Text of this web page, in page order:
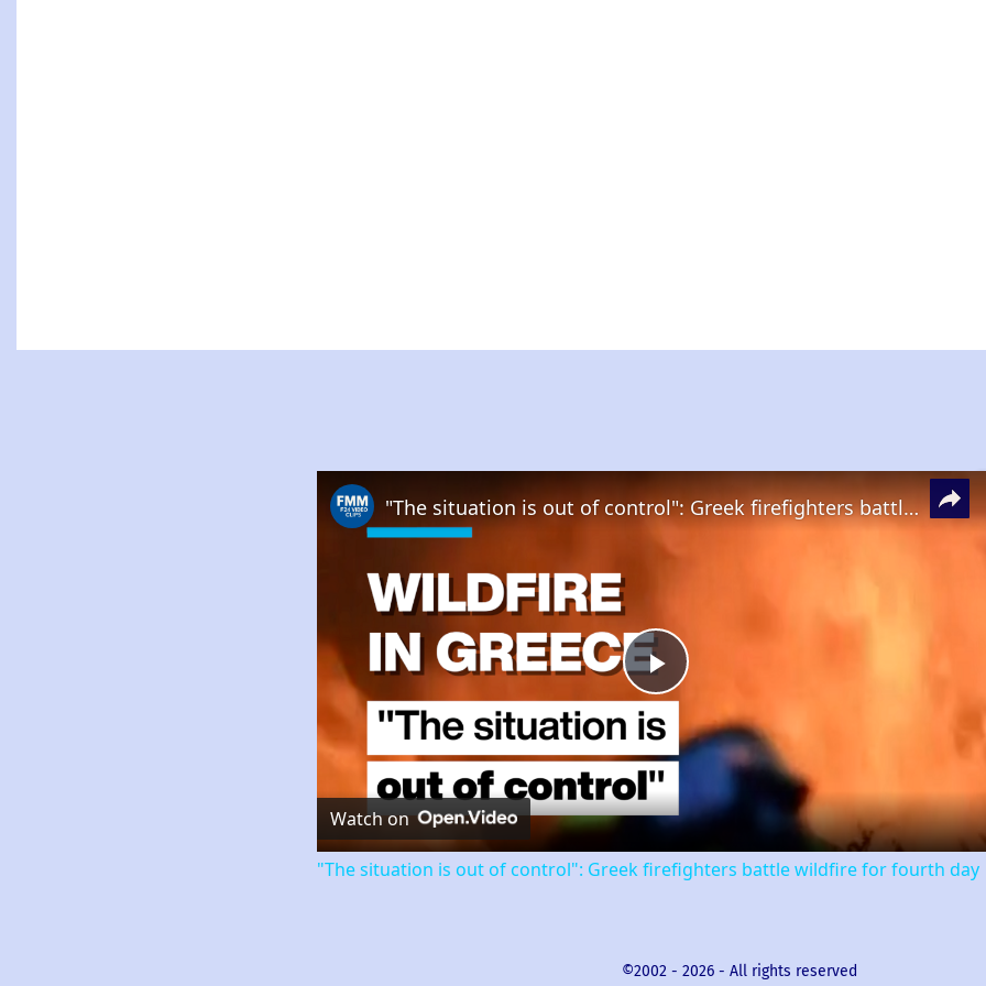
Play
Video
"The situation is out of control": Greek firefighters battle wildfire for fourth day
Watch on
"The situation is out of control": Greek firefighters battle wildfire for fourth day
©2002 - 2026 - All rights reserved